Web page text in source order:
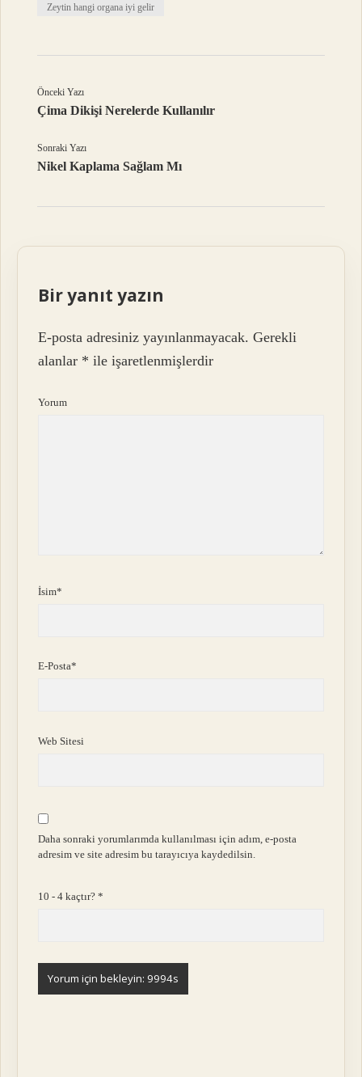
Zeytin hangi organa iyi gelir
Önceki Yazı
Çima Dikişi Nerelerde Kullanılır
Sonraki Yazı
Nikel Kaplama Sağlam Mı
Bir yanıt yazın
E-posta adresiniz yayınlanmayacak. Gerekli
alanlar * ile işaretlenmişlerdir
Yorum
İsim*
E-Posta*
Web Sitesi
Daha sonraki yorumlarımda kullanılması için adım, e-posta
adresim ve site adresim bu tarayıcıya kaydedilsin.
10 - 4 kaçtır?*